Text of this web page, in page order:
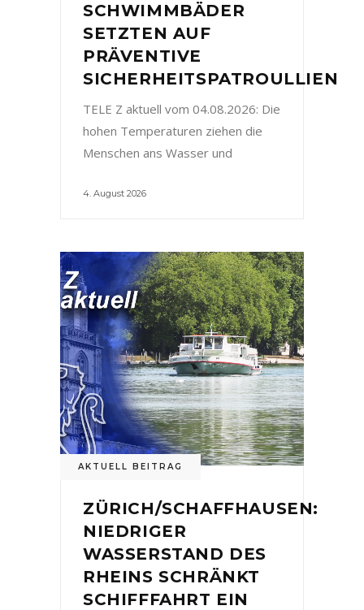
SCHWIMMBÄDER
SETZTEN AUF
PRÄVENTIVE
SICHERHEITSPATROULLIEN
TELE Z aktuell vom 04.08.2026: Die
hohen Temperaturen ziehen die
Menschen ans Wasser und
4. August 2026
AKTUELL BEITRAG
ZÜRICH/SCHAFFHAUSEN:
NIEDRIGER
WASSERSTAND DES
RHEINS SCHRÄNKT
SCHIFFFAHRT EIN